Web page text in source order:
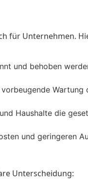
für Unternehmen.
und behoben
Haushalte die
und geringeren
Unterscheidung: